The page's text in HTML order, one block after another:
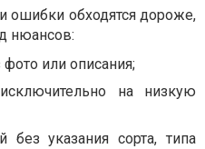
ошибки обходятся дороже,
нюансов:
или описания;
на низкую
без указания сорта, типа